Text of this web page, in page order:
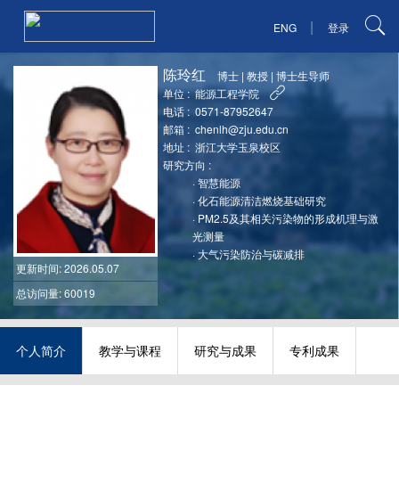
ENG | 登录
更新时间: 2026.05.07
总访问量: 60019
陈玲红 博士 |教授 |博士生导师
单位 : 能源工程学院
电话 : 0571-87952647
邮箱 : chenlh@zju.edu.cn
地址 : 浙江大学玉泉校区
研究方向 :
·智慧能源
·化石能源清洁燃烧基础研究
· PM2.5及其相关污染物的形成机理与激
光测量
·大气污染防治与碳减排
个人简介 教学与课程 研究与成果 专利成果